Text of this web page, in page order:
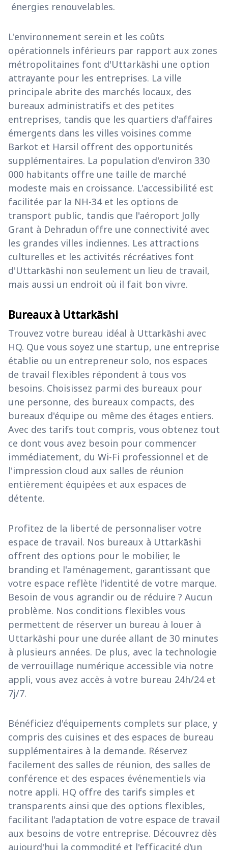
énergies renouvelables.
L'environnement serein et les coûts
opérationnels inférieurs par rapport aux zones
métropolitaines font d'Uttarkāshi une option
attrayante pour les entreprises. La ville
principale abrite des marchés locaux, des
bureaux administratifs et des petites
entreprises, tandis que les quartiers d'affaires
émergents dans les villes voisines comme
Barkot et Harsil offrent des opportunités
supplémentaires. La population d'environ 330
000 habitants offre une taille de marché
modeste mais en croissance. L'accessibilité est
facilitée par la NH-34 et les options de
transport public, tandis que l'aéroport Jolly
Grant à Dehradun offre une connectivité avec
les grandes villes indiennes. Les attractions
culturelles et les activités récréatives font
d'Uttarkāshi non seulement un lieu de travail,
mais aussi un endroit où il fait bon vivre.
Bureaux à Uttarkāshi
Trouvez votre bureau idéal à Uttarkāshi avec
HQ. Que vous soyez une startup, une entreprise
établie ou un entrepreneur solo, nos espaces
de travail flexibles répondent à tous vos
besoins. Choisissez parmi des bureaux pour
une personne, des bureaux compacts, des
bureaux d'équipe ou même des étages entiers.
Avec des tarifs tout compris, vous obtenez tout
ce dont vous avez besoin pour commencer
immédiatement, du Wi-Fi professionnel et de
l'impression cloud aux salles de réunion
entièrement équipées et aux espaces de
détente.
Profitez de la liberté de personnaliser votre
espace de travail. Nos bureaux à Uttarkāshi
offrent des options pour le mobilier, le
branding et l'aménagement, garantissant que
votre espace reflète l'identité de votre marque.
Besoin de vous agrandir ou de réduire ? Aucun
problème. Nos conditions flexibles vous
permettent de réserver un bureau à louer à
Uttarkāshi pour une durée allant de 30 minutes
à plusieurs années. De plus, avec la technologie
de verrouillage numérique accessible via notre
appli, vous avez accès à votre bureau 24h/24 et
7j/7.
Bénéficiez d'équipements complets sur place, y
compris des cuisines et des espaces de bureau
supplémentaires à la demande. Réservez
facilement des salles de réunion, des salles de
conférence et des espaces événementiels via
notre appli. HQ offre des tarifs simples et
transparents ainsi que des options flexibles,
facilitant l'adaptation de votre espace de travail
aux besoins de votre entreprise. Découvrez dès
aujourd'hui la commodité et l'efficacité d'un